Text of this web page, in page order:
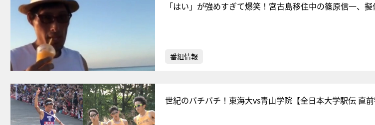
「はい」が強めすぎて爆笑！宮古島移住中の篠原信一、
番組情報
世紀のバチバチ！東海大vs青山学院【全日本大学駅伝 直前